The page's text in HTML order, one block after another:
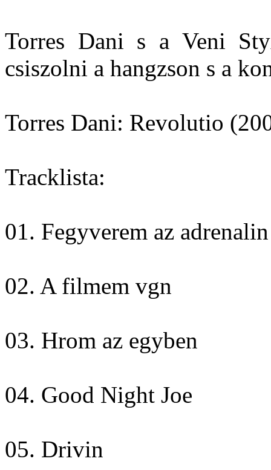
Torres Dani s a Veni
csiszolni a hangzson s a
Torres Dani: Revolutio
Tracklista:
01. Fegyverem az adrenalin
02. A filmem vgn
03. Hrom az egyben
04. Good Night Joe
05. Drivin